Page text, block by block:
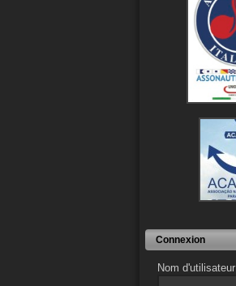
Connexion
Nom d'utilisateur